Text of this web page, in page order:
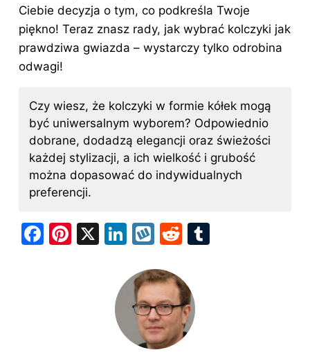
Ciebie decyzja o tym, co podkreśla Twoje
piękno! Teraz znasz rady, jak wybrać kolczyki jak
prawdziwa gwiazda – wystarczy tylko odrobina
odwagi!
Czy wiesz, że kolczyki w formie kółek mogą
być uniwersalnym wyborem? Odpowiednio
dobrane, dodadzą elegancji oraz świeżości
każdej stylizacji, a ich wielkość i grubość
można dopasować do indywidualnych
preferencji.
F
Pi X
Li
k
e
dI
n
W
k
o
p
R
d
di
t